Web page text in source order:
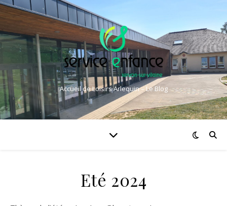
Accueil de Loisirs Arlequin – Le Blog
Eté 2024